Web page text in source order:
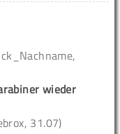
wieder
31.07)